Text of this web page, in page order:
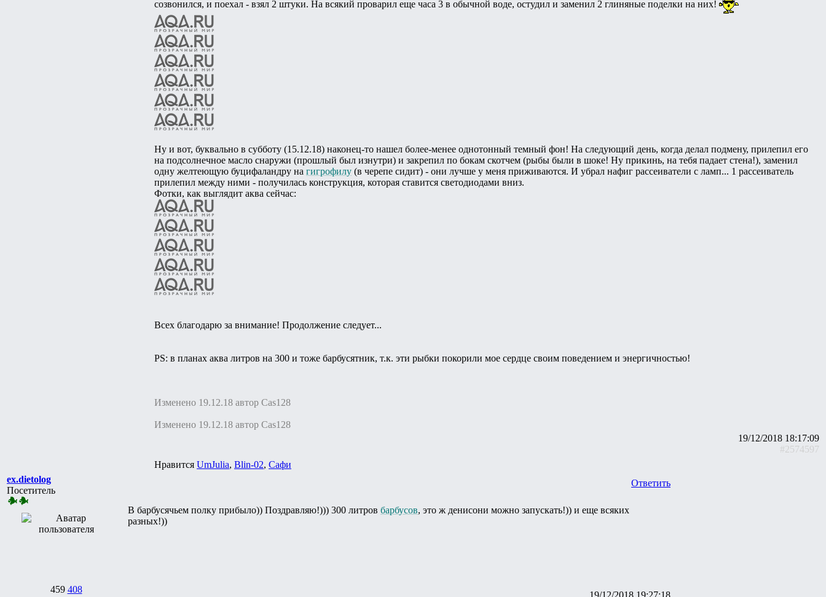
созвонился, и поехал - взял 2 штуки. На всякий проварил еще часа 3 в обычной воде, остудил и заменил 2 глиняные поделки на них!
Ну и вот, буквально в субботу (15.12.18) наконец-то нашел более-менее однотонный темный фон! На следующий день, когда делал подмену, прилепил его
на подсолнечное масло снаружи (прошлый был изнутри) и закрепил по бокам скотчем (рыбы были в шоке! Ну прикинь, на тебя падает стена!), заменил
одну желтеющую буцифаландру на гигрофилу (в черепе сидит) - они лучше у меня приживаются. И убрал нафиг рассеиватели с ламп... 1 рассеиватель
прилепил между ними - получилась конструкция, которая ставится светодиодами вниз.
Фотки, как выглядит аква сейчас:
Всех благодарю за внимание! Продолжение следует...
PS: в планах аква литров на 300 и тоже барбусятник, т.к. эти рыбки покорили мое сердце своим поведением и энергичностью!
Изменено 19.12.18 автор Cas128
Изменено 19.12.18 автор Cas128
19/12/2018 18:17:09
#2574597
Нравится UmJulia, Blin-02, Сафи
ex.dietolog
Посетитель
459 408
Ответить
В барбусячьем полку прибыло)) Поздравляю!))) 300 литров барбусов, это ж денисони можно запускать!)) и еще всяких
разных!))
19/12/2018 19:27:18